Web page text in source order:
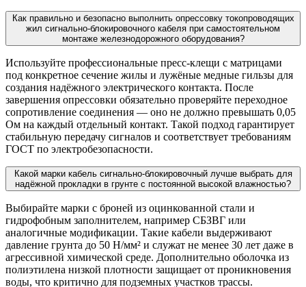
Как правильно и безопасно выполнить опрессовку токопроводящих
жил сигнально-блокировочного кабеля при самостоятельном
монтаже железнодорожного оборудования?
Используйте профессиональные пресс-клещи с матрицами
под конкретное сечение жилы и лужёные медные гильзы для
создания надёжного электрического контакта. После
завершения опрессовки обязательно проверяйте переходное
сопротивление соединения — оно не должно превышать 0,05
Ом на каждый отдельный контакт. Такой подход гарантирует
стабильную передачу сигналов и соответствует требованиям
ГОСТ по электробезопасности.
Какой марки кабель сигнально-блокировочный лучше выбрать для
надёжной прокладки в грунте с постоянной высокой влажностью?
Выбирайте марки с броней из оцинкованной стали и
гидрофобным заполнителем, например СБЗВГ или
аналогичные модификации. Такие кабели выдерживают
давление грунта до 50 Н/мм² и служат не менее 30 лет даже в
агрессивной химической среде. Дополнительно оболочка из
полиэтилена низкой плотности защищает от проникновения
воды, что критично для подземных участков трассы.